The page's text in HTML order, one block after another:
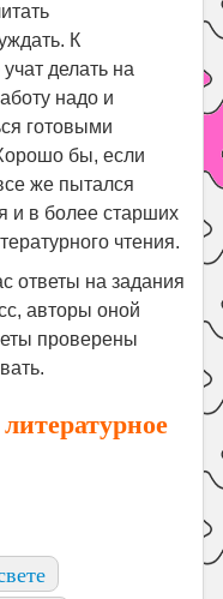
К
делать на
надо и
готовыми
бы, если
же пытался
и в более старших
чтения.
ответы на задания
авторы оной
проверены